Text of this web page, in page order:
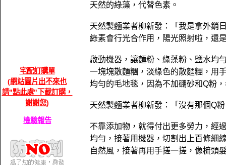
宅配訂購單
(網站圖片出不來也
請"點此處"下載訂購，
謝謝您)
檢驗報告
天然的綠藻，代替色素。
天然製麵業者柳新發：「我是拿外銷
綠素會行光合作用，陽光照射啦，還
啟動機器，讓麵粉、綠藻粉、鹽水均
一塊塊散麵糰，淡綠色的散麵糰，用
均勻的毛地毯，因為不加硼砂和Q粉
天然製麵業者柳新發：「沒有那個Q
不靠添加物，就得付出更多勞力，經
均勻，接著用機器，切割出上百條細
自然風，接著再用手搓一搓，像梳頭